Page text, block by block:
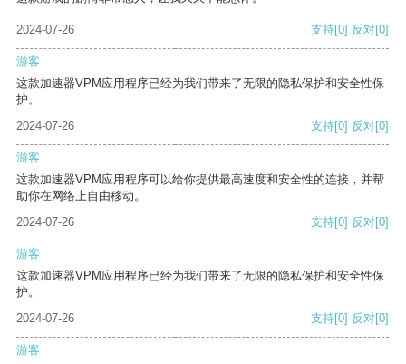
2024-07-26 支持[0] 反对[0]
游客
这款加速器VPM应用程序已经为我们带来了无限的隐私保护和安全性保
护。
2024-07-26
支持[0] 反对[0]
游客
这款加速器VPM应用程序可以给你提供最高速度和安全性的连接，并帮
助你在网络上自由移动。
2024-07-26
支持[0] 反对[0]
游客
这款加速器VPM应用程序已经为我们带来了无限的隐私保护和安全性保
护。
2024-07-26
支持[0] 反对[0]
游客